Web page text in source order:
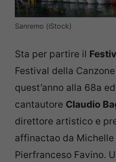
Sanremo (iStock)
Sta per partire il
Festival della
quest’anno alla 68a
cantautore Claudio
direttore artistico e
affinactao da Michelle
Pierfranceso Favino.